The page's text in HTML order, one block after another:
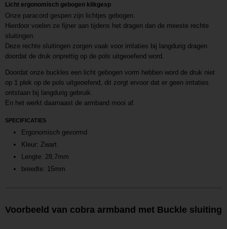
Licht ergonomisch gebogen klikgesp
Onze paracord gespen zijn lichtjes gebogen.
Hierdoor voelen ze fijner aan tijdens het dragen dan de meeste rechte
sluitingen.
Deze rechte sluitingen zorgen vaak voor irritaties bij langdurig dragen
doordat de druk onprettig op de pols uitgeoefend word.
Doordat onze buckles een licht gebogen vorm hebben word de druk niet
op 1 plek op de pols uitgeoefend, dit zorgt ervoor dat er geen irritaties
ontstaan bij langdurig gebruik.
En het werkt daarnaast de armband mooi af.
SPECIFICATIES
Ergonomisch gevormd
Kleur: Zwart
Lengte: 28,7mm
breedte: 15mm
Voorbeeld van cobra armband met Buckle sluiting